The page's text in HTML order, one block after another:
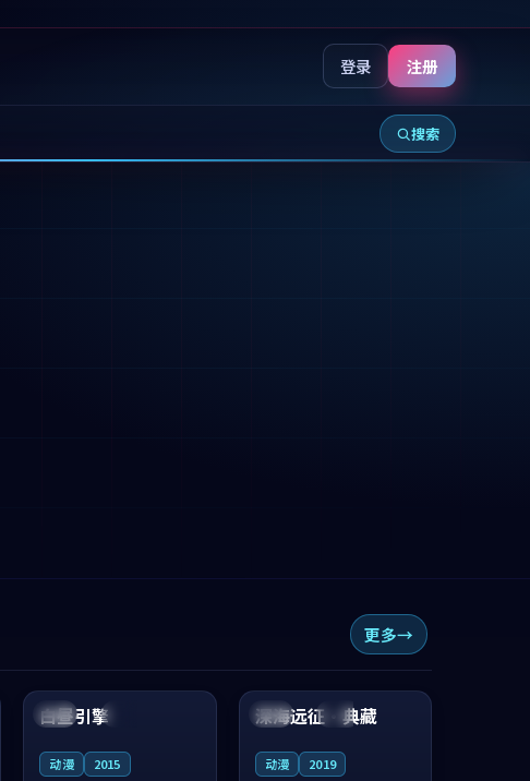
登录 注册
搜索
更多
中国
99:12
白昼引擎
动漫 2015
法国 完结
99:26
深海远征·典藏
动漫 2019